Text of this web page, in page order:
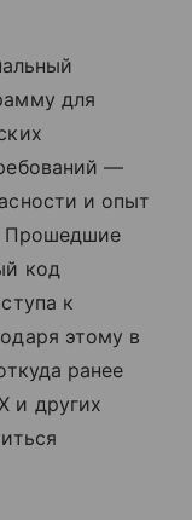
для
—
и опыт
Прошедшие
код
к
этому в
ранее
и других